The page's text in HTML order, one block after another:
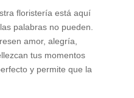
floristería está aquí
palabras no pueden.
amor, alegría,
tus momentos
y permite que la